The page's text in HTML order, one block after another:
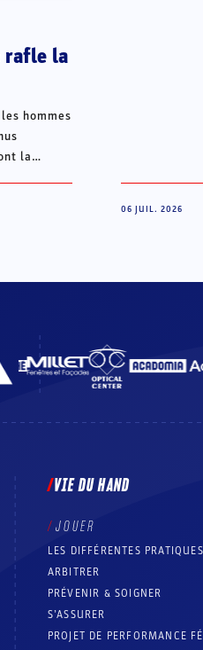
rafle la
hommes
la
06 JUIL. 2026
VIE DU HAND
JOUER
LES DIFFÉRENTES PRATIQUES
ARBITRER
PRÉVENIR & SOIGNER
S’ASSURER
PROJET DE PERFORMANCE